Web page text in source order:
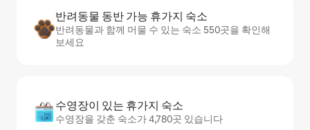
반려동물 동반 가능 휴가지 숙소
반려동물과 함께 머물 수 있는 숙소 550곳을 확인해
보세요
수영장이 있는 휴가지 숙소
수영장을 갖춘 숙소가 4,780곳 있습니다